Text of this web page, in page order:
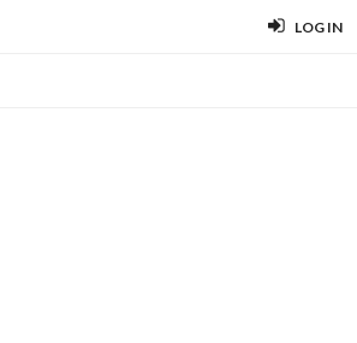
LOG IN